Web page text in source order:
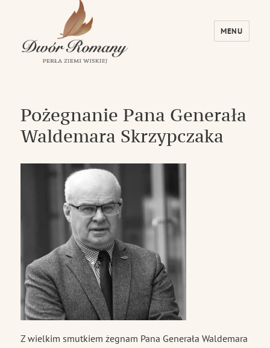
MENU
Pożegnanie Pana Generała
Waldemara Skrzypczaka
Z wielkim smutkiem żegnam Pana Generała Waldemara